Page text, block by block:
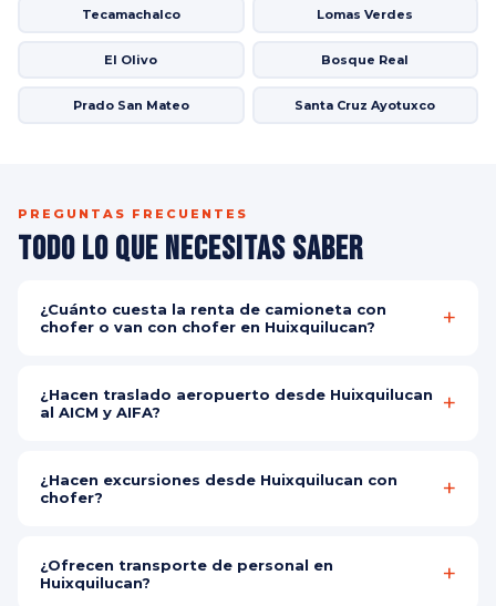
Tecamachalco Lomas Verdes
El Olivo Bosque Real
Prado San Mateo Santa Cruz Ayotuxco
PREGUNTAS FRECUENTES
Todo lo que Necesitas Saber
¿Cuánto cuesta la renta de camioneta con
chofer o van con chofer en Huixquilucan?
Contáctanos por WhatsApp para tu cotización personalizada y
gratuita en minutos, sin ningún compromiso.
¿Hacen traslado aeropuerto desde Huixquilucan
al AICM y AIFA?
Aeropuerto Internacional de la Ciudad de México (AICM) y al
Aeropuerto Internacional Felipe Ángeles (AIFA) los 365 días del
¿Hacen excursiones desde Huixquilucan con
chofer?
Teotihuacán, Valle de Bravo, Tepoztlán, Taxco, Puebla,
Cuernavaca, Querétaro y más. Con camioneta o van con chofer
¿Ofrecen transporte de personal en
Huixquilucan?